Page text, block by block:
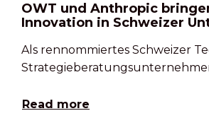
OWT und Anthropic
Innovation in Schweizer
Als rennommiertes Schweizer
Read more